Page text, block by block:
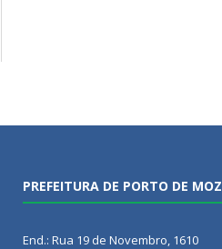
PREFEITURA DE PORTO DE MOZ
End.: Rua 19 de Novembro, 1610